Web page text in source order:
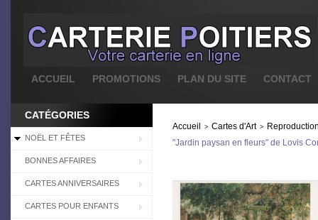
ACCUEIL PROMOTIONS PLAN DU SITE CONTACT
CATÉGORIES
NOËL ET FÊTES
BONNES AFFAIRES
CARTES ANNIVERSAIRES
CARTES POUR ENFANTS
Accueil > Cartes d'Art >
"Jardin paysan en fleurs" de Lovis